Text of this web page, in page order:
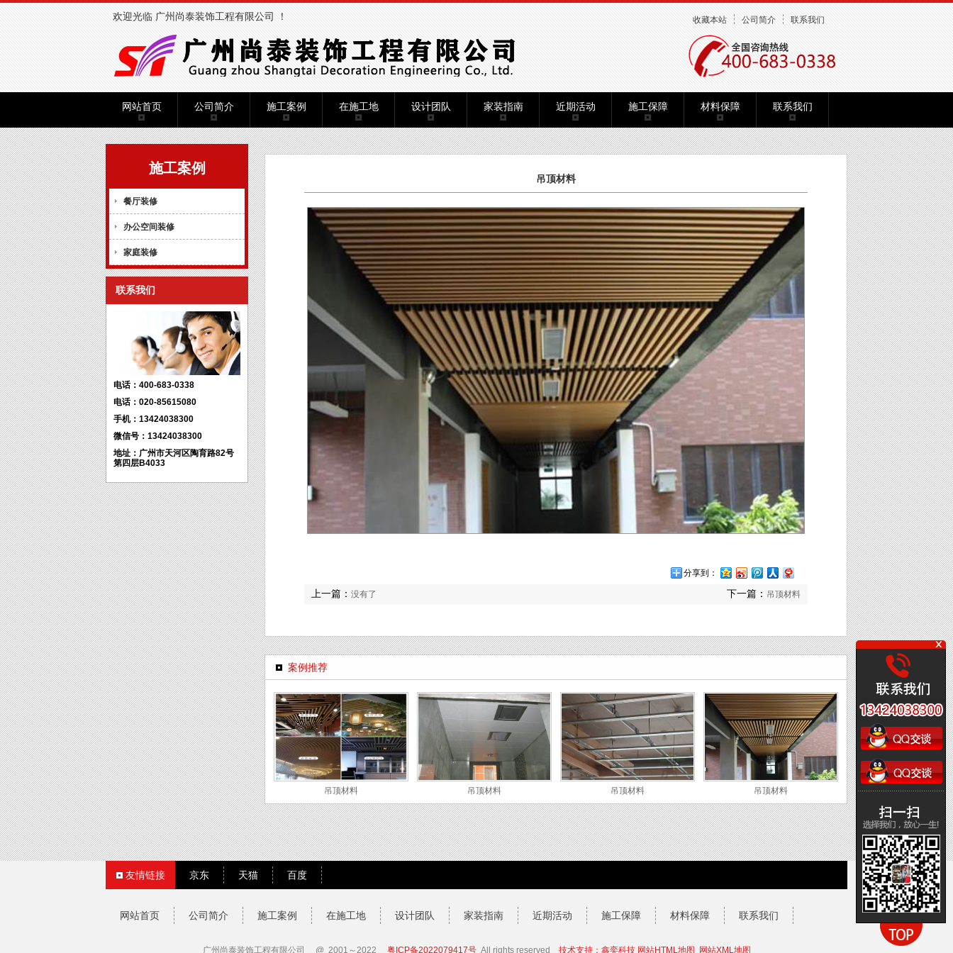
欢迎光临 广州尚泰装饰工程有限公司 ！ 收藏本站 公司简介 联系我们
网站首页 公司简介 施工案例 在施工地 设计团队 家装指南 近期活动 施工保障 材料保障 联系我们
施工案例
餐厅装修
办公空间装修
家庭装修
联系我们
电话：400-683-0338
电话：020-85615080
手机：13424038300
微信号：13424038300
地址：广州市天河区陶育路82号
第四层B4033
吊顶材料
分享到：
上一篇： 没有了 下一篇： 吊顶材料
案例推荐
吊顶材料 吊顶材料 吊顶材料 吊顶材料
友情链接 京东 天猫 百度
网站首页 公司简介 施工案例 在施工地 设计团队 家装指南 近期活动 施工保障 材料保障 联系我们
广州尚泰装饰工程有限公司 @ 2001～2022 粤ICP备2022079417号All rights reserved 技术支持：鑫奕科技 网站HTML地图 网站XML地图